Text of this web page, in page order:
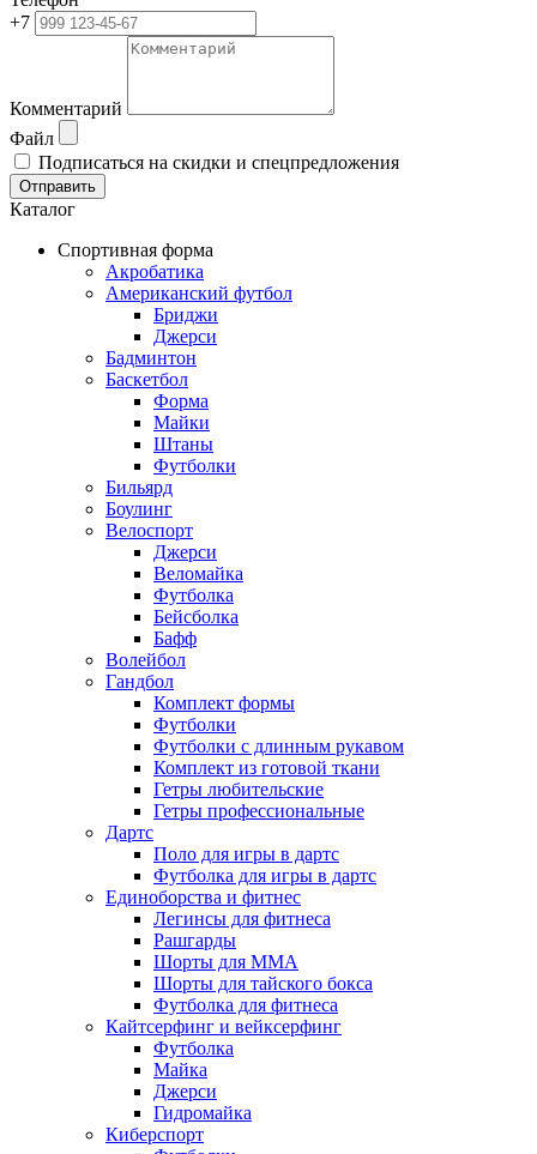
+7
Комментарий
Файл
Подписаться на скидки и спецпредложения
Отправить
Каталог
Спортивная форма
Акробатика
Американский футбол
Бриджи
Джерси
Бадминтон
Баскетбол
Форма
Майки
Штаны
Футболки
Бильярд
Боулинг
Велоспорт
Джерси
Веломайка
Футболка
Бейсболка
Бафф
Волейбол
Гандбол
Комплект формы
Футболки
Футболки с длинным рукавом
Комплект из готовой ткани
Гетры любительские
Гетры профессиональные
Дартс
Поло для игры в дартс
Футболка для игры в дартс
Единоборства и фитнес
Легинсы для фитнеса
Рашгарды
Шорты для MMA
Шорты для тайского бокса
Футболка для фитнеса
Кайтсерфинг и вейксерфинг
Футболка
Майка
Джерси
Гидромайка
Киберспорт